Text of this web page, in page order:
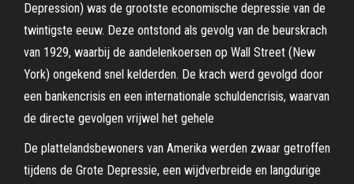
Depression) was de grootste economische depressie van de
twintigste eeuw. Deze ontstond als gevolg van de beurskrach
van 1929, waarbij de aandelenkoersen op Wall Street (New
York) ongekend snel kelderden. De krach werd gevolgd door
een bankencrisis en een internationale schuldencrisis, waarvan
de directe gevolgen vrijwel het gehele
De plattelandsbewoners van Amerika werden zwaar getroffen
tijdens de Grote Depressie, een wijdverbreide en langdurige